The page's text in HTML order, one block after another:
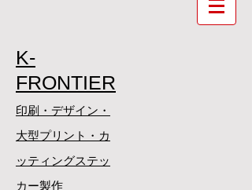
K-
FRONTIER
印刷・デザイン・
大型プリント・カ
ッティングステッ
カー製作